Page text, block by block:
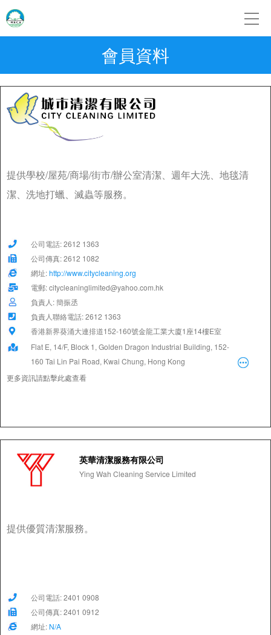
會員資料
城市清潔
提供學校/屋苑/商場/街市/辦公室清潔、週年大洗、地毯清
潔、洗地打蠟、滅蟲等服務。
公司電話: 2612 1363
公司傳真: 2612 1082
網址:http://www.citycleaning.org
電郵: citycleaninglimited@yahoo.com.hk
負責人: 簡振丞
負責人聯絡電話: 2612 1363
香港新界葵涌大連排道152-160號金龍工業大廈1座14樓E室
Flat E, 14/F, Block 1, Golden Dragon Industrial Building, 152-
160 Tai Lin Pai Road, Kwai Chung, Hong Kong
更多資訊請點擊此處查看
英華清潔服務有限公司
Ying Wah Cleaning Service Limited
提供優質清潔服務。
公司電話: 2401 0908
公司傳真: 2401 0912
網址: N/A